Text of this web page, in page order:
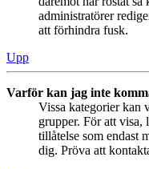
administratörer
att förhindra fusk.
Upp
Varför kan jag inte
Vissa kategorier kan
grupper. För att visa,
tillåtelse som endast
dig. Pröva att